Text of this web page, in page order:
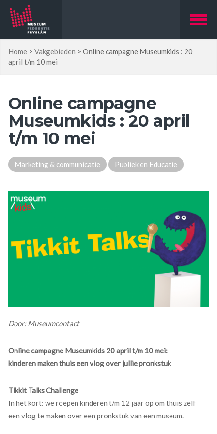
Home >Vakgebieden >Online campagne Museumkids : 20
april t/m 10 mei
Online campagne
Museumkids : 20 april
t/m 10 mei
Marketing & communicatie Publiek en Educatie
Door: Museumcontact
Online campagne Museumkids 20 april t/m 10 mei:
kinderen maken thuis een vlog over jullie pronkstuk
Tikkit Talks Challenge
In het kort: we roepen kinderen t/m 12 jaar op om thuis zelf
een vlog te maken over een pronkstuk van een museum.